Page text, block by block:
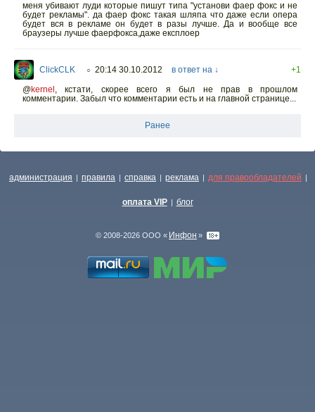
меня убивают луди которые пишут типа "установи фаер фокс и не
будет рекламы". да фаер фокс такая шляпа что даже если опера
будет вся в рекламе он будет в разы лучше. Да и вообще все
браузеры лучше фаерфокса,даже експлоер
ClickCLK ○ 20:14 30.10.2012 в ответ на ↓
+1
@kernel ,кстати, скорее всего я был не прав в прошлом
комментарии. Забыл что комментарии есть и на главной странице...
Ранее
администрация | правила | справка | реклама | для правообладателей |
оплата VIP | блог
© 2008-2026 ООО « Инфон »